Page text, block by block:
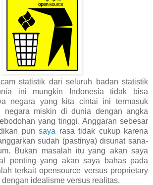
statistik dari seluruh badan statistik
ini mungkin Indonesia tidak bisa
negara yang kita cintai ini termasuk
negara miskin di dunia dengan angka
yang tinggi. Anggaran sebesar
pun saya rasa tidak cukup karena
sudah (pastinya) disunat sana-
Bukan masalah itu yang akan saya
penting yang akan saya bahas pada
terkait opensource versus proprietary
idealisme versus realitas.